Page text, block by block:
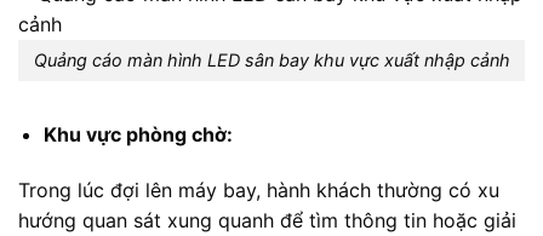
Quảng cáo màn hình LED sân bay khu vực xuất nhập cảnh
Khu vực phòng chờ:
Trong lúc đợi lên máy bay, hành khách thường có xu
hướng quan sát xung quanh để tìm thông tin hoặc giải